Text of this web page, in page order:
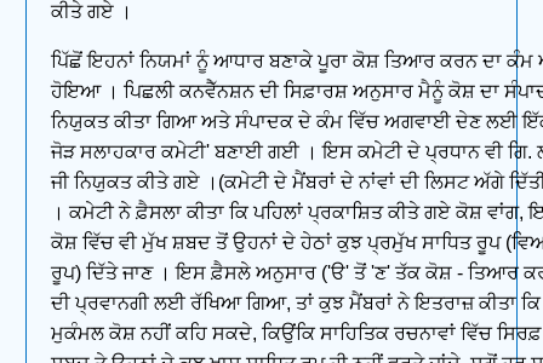
ਕੀਤੇ ਗਏ ।
ਪਿੱਛੋਂ ਇਹਨਾਂ ਨਿਯਮਾਂ ਨੂੰ ਆਧਾਰ ਬਣਾਕੇ ਪੂਰਾ ਕੋਸ਼ ਤਿਆਰ ਕਰਨ ਦਾ
ਹੋਇਆ । ਪਿਛਲੀ ਕਨਵੈੱਨਸ਼ਨ ਦੀ ਸਿਫ਼ਾਰਸ਼ ਅਨੁਸਾਰ ਮੈਨੂੰ ਕੋਸ਼ ਦਾ
ਨਿਯੁਕਤ ਕੀਤਾ ਗਿਆ ਅਤੇ ਸੰਪਾਦਕ ਦੇ ਕੰਮ ਵਿੱਚ ਅਗਵਾਈ ਦੇਣ ਲਈ
ਜੋੜ ਸਲਾਹਕਾਰ ਕਮੇਟੀ' ਬਣਾਈ ਗਈ । ਇਸ ਕਮੇਟੀ ਦੇ ਪ੍ਰਧਾਨ ਵੀ ਗਿ.
ਜੀ ਨਿਯੁਕਤ ਕੀਤੇ ਗਏ ।(ਕਮੇਟੀ ਦੇ ਮੈਂਬਰਾਂ ਦੇ ਨਾਂਵਾਂ ਦੀ ਲਿਸਟ ਅੱਗੇ
। ਕਮੇਟੀ ਨੇ ਫ਼ੈਸਲਾ ਕੀਤਾ ਕਿ ਪਹਿਲਾਂ ਪ੍ਰਕਾਸ਼ਿਤ ਕੀਤੇ ਗਏ ਕੋਸ਼ ਵਾਂਗ,
ਕੋਸ਼ ਵਿੱਚ ਵੀ ਮੁੱਖ ਸ਼ਬਦ ਤੋਂ ਉਹਨਾਂ ਦੇ ਹੇਠਾਂ ਕੁਝ ਪ੍ਰਮੁੱਖ ਸਾਧਿਤ ਰੂਪ
ਰੂਪ) ਦਿੱਤੇ ਜਾਣ । ਇਸ ਫ਼ੈਸਲੇ ਅਨੁਸਾਰ ('ੳ' ਤੋਂ 'ਣ' ਤੱਕ ਕੋਸ਼ - ਤਿਆਰ
ਦੀ ਪ੍ਰਵਾਨਗੀ ਲਈ ਰੱਖਿਆ ਗਿਆ, ਤਾਂ ਕੁਝ ਮੈਂਬਰਾਂ ਨੇ ਇਤਰਾਜ਼ ਕੀਤਾ
ਮੁਕੰਮਲ ਕੋਸ਼ ਨਹੀਂ ਕਹਿ ਸਕਦੇ, ਕਿਉਂਕਿ ਸਾਹਿਤਿਕ ਰਚਨਾਵਾਂ ਵਿੱਚ